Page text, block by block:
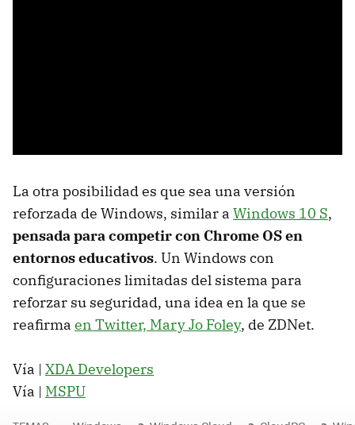
La otra posibilidad es que sea una versión
reforzada de Windows, similar a Windows 10 S,
pensada para competir con Chrome OS en
entornos educativos. Un Windows con
configuraciones limitadas del sistema para
reforzar su seguridad, una idea en la que se
reafirma en Twitter, Mary Jo Foley, de ZDNet.
Vía | XDA Developers
Vía | MSPU